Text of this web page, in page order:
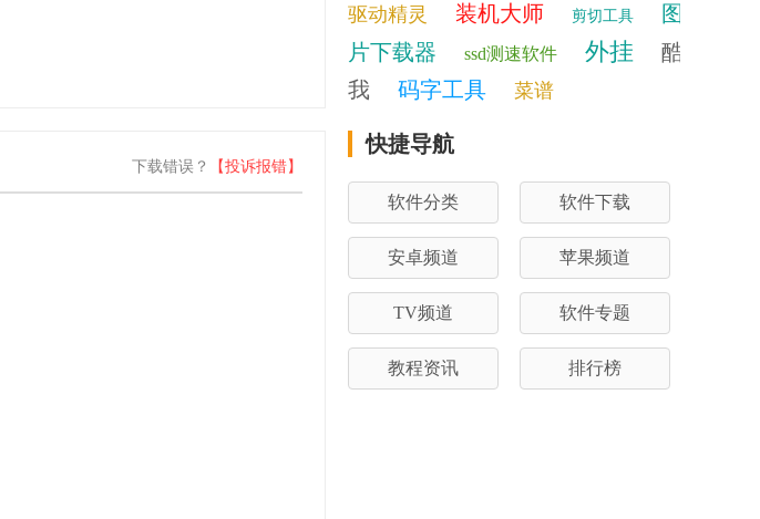
下载错误？ 【投诉报错】
驱动精灵 装机大师 剪切工具
图
片下载器
ssd测速软件 外挂
酷
我
码字工具 菜谱
快捷导航
软件分类 软件下载
安卓频道 苹果频道
TV频道 软件专题
教程资讯 排行榜